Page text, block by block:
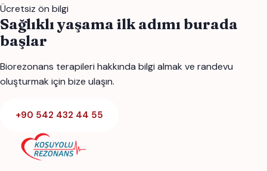
Ücretsiz ön bilgi
Sağlıklı yaşama ilk adımı burada
başlar
Biorezonans terapileri hakkında bilgi almak ve randevu
oluşturmak için bize ulaşın.
+90 542 432 44 55